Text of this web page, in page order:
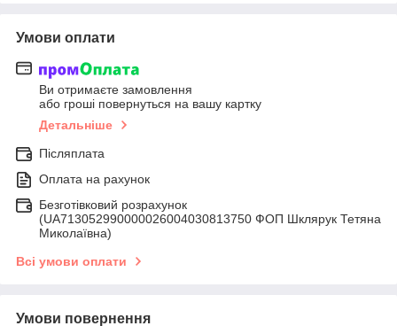
Умови оплати
Ви отримаєте замовлення
або гроші повернуться на вашу картку
Детальніше
Післяплата
Оплата на рахунок
Безготівковий розрахунок
(UA713052990000026004030813750 ФОП Шклярук Тетяна
Миколаївна)
Всі умови оплати
Умови повернення